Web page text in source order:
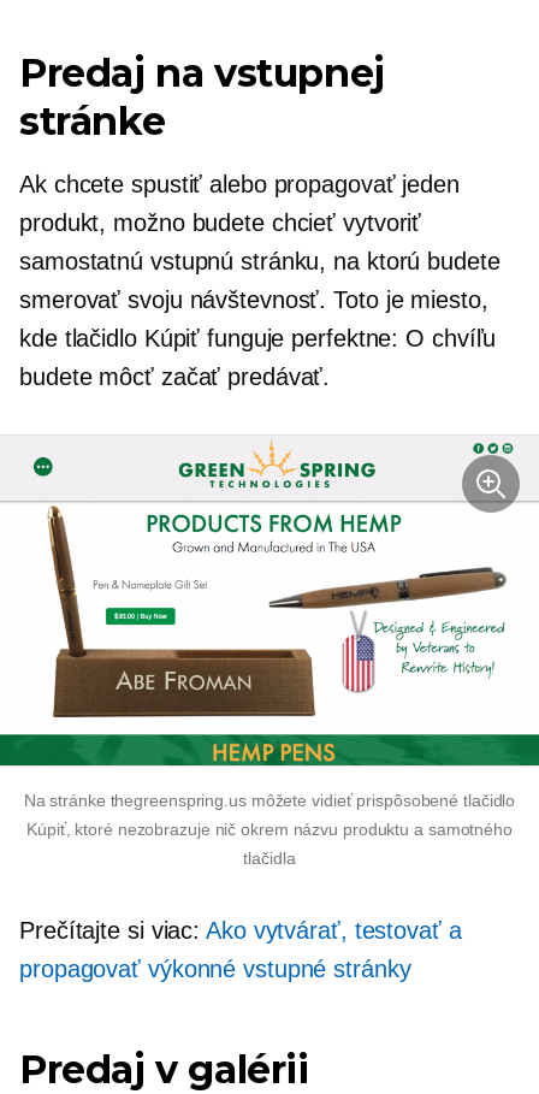
Predaj na vstupnej
stránke
Ak chcete spustiť alebo propagovať jeden
produkt, možno budete chcieť vytvoriť
samostatnú vstupnú stránku, na ktorú budete
smerovať svoju návštevnosť. Toto je miesto,
kde tlačidlo Kúpiť funguje perfektne: O chvíľu
budete môcť začať predávať.
Na stránke thegreenspring.us môžete vidieť prispôsobené tlačidlo
Kúpiť, ktoré nezobrazuje nič okrem názvu produktu a samotného
tlačidla
Prečítajte si viac: Ako vytvárať, testovať a
propagovať výkonné vstupné stránky
Predaj v galérii